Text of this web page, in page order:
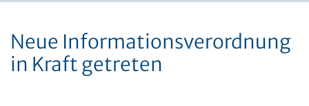
Neue Informationsverordnung
in Kraft getreten